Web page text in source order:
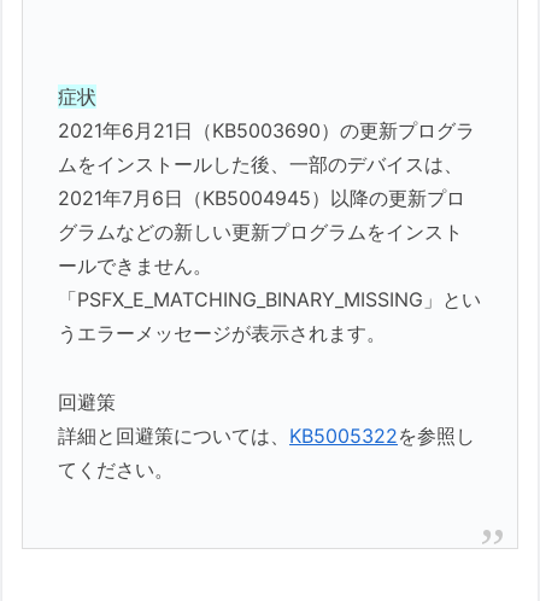
症状
2021年6月21日（KB5003690）の更新プログラ
ムをインストールした後、一部のデバイスは、
2021年7月6日（KB5004945）以降の更新プロ
グラムなどの新しい更新プログラムをインスト
ールできません。
「PSFX_E_MATCHING_BINARY_MISSING」とい
うエラーメッセージが表示されます。
回避策
詳細と回避策については、 KB5005322を参照し
てください。